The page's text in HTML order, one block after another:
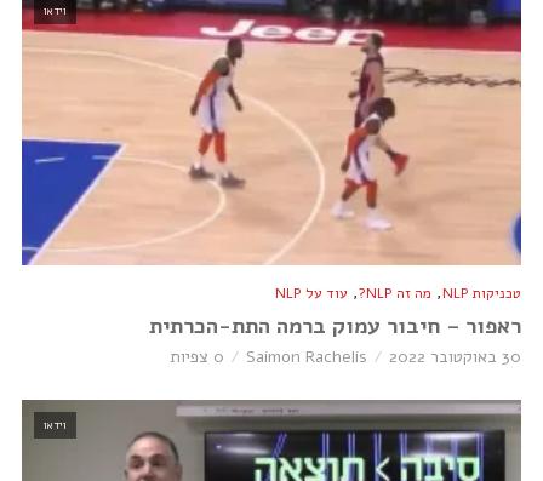
וידאו
טכניקות NLP , מה זה NLP? , עוד על NLP
ראפור – חיבור עמוק ברמה התת-הכרתית
30 באוקטובר 2022 Saimon Rachelis 0 צפיות
וידאו